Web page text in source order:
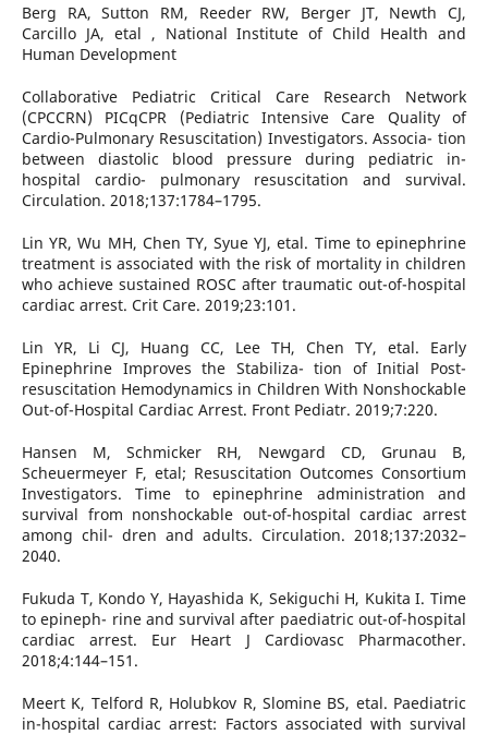
Berg RA, Sutton RM, Reeder RW, Berger JT, Newth CJ,
Carcillo JA, etal , National Institute of Child Health and
Human Development
Collaborative Pediatric Critical Care Research Network
(CPCCRN) PICqCPR (Pediatric Intensive Care Quality of
Cardio-Pulmonary Resuscitation) Investigators. Associa- tion
between diastolic blood pressure during pediatric in-
hospital cardio- pulmonary resuscitation and survival.
Circulation. 2018;137:1784–1795.
Lin YR, Wu MH, Chen TY, Syue YJ, etal. Time to epinephrine
treatment is associated with the risk of mortality in children
who achieve sustained ROSC after traumatic out-of-hospital
cardiac arrest. Crit Care. 2019;23:101.
Lin YR, Li CJ, Huang CC, Lee TH, Chen TY, etal. Early
Epinephrine Improves the Stabiliza- tion of Initial Post-
resuscitation Hemodynamics in Children With Nonshockable
Out-of-Hospital Cardiac Arrest. Front Pediatr. 2019;7:220.
Hansen M, Schmicker RH, Newgard CD, Grunau B,
Scheuermeyer F, etal; Resuscitation Outcomes Consortium
Investigators. Time to epinephrine administration and
survival from nonshockable out-of-hospital cardiac arrest
among chil- dren and adults. Circulation. 2018;137:2032–
2040.
Fukuda T, Kondo Y, Hayashida K, Sekiguchi H, Kukita I. Time
to epineph- rine and survival after paediatric out-of-hospital
cardiac arrest. Eur Heart J Cardiovasc Pharmacother.
2018;4:144–151.
Meert K, Telford R, Holubkov R, Slomine BS, etal. Paediatric
in-hospital cardiac arrest: Factors associated with survival